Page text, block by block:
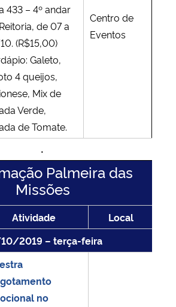
433 – 4º andar
de 07 a
(R$15,00)
Galeto,
4 queijos,
Mix de
Verde,
de Tomate.
Centro de
Eventos
.
Palmeira das
Missões
Atividade
Local
2019 – terça-feira
no